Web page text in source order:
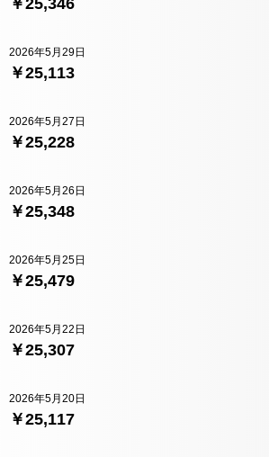
￥25,346
￥25,113
2026年5月29日
￥25,228
2026年5月27日
￥25,348
2026年5月26日
￥25,479
2026年5月25日
￥25,307
2026年5月22日
￥25,117
2026年5月20日